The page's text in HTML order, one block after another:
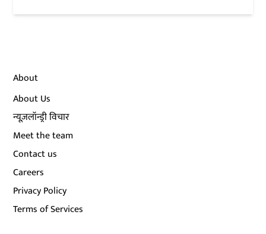
About
About Us
न्यूज़लॉन्ड्री विचार
Meet the team
Contact us
Careers
Privacy Policy
Terms of Services